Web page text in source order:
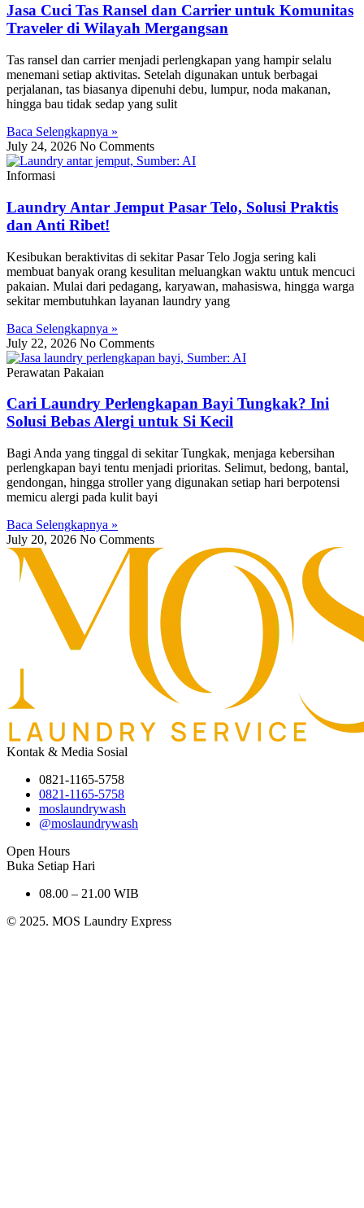
Jasa Cuci Tas Ransel dan Carrier untuk Komunitas
Traveler di Wilayah Mergangsan
Tas ransel dan carrier menjadi perlengkapan yang hampir selalu
menemani setiap aktivitas. Setelah digunakan untuk berbagai
perjalanan, tas biasanya dipenuhi debu, lumpur, noda makanan,
hingga bau tidak sedap yang sulit
Baca Selengkapnya »
July 24, 2026 No Comments
Informasi
Laundry Antar Jemput Pasar Telo, Solusi Praktis
dan Anti Ribet!
Kesibukan beraktivitas di sekitar Pasar Telo Jogja sering kali
membuat banyak orang kesulitan meluangkan waktu untuk mencuci
pakaian. Mulai dari pedagang, karyawan, mahasiswa, hingga warga
sekitar membutuhkan layanan laundry yang
Baca Selengkapnya »
July 22, 2026 No Comments
Perawatan Pakaian
Cari Laundry Perlengkapan Bayi Tungkak? Ini
Solusi Bebas Alergi untuk Si Kecil
Bagi Anda yang tinggal di sekitar Tungkak, menjaga kebersihan
perlengkapan bayi tentu menjadi prioritas. Selimut, bedong, bantal,
gendongan, hingga stroller yang digunakan setiap hari berpotensi
memicu alergi pada kulit bayi
Baca Selengkapnya »
July 20, 2026 No Comments
Kontak & Media Sosial
0821-1165-5758
0821-1165-5758
moslaundrywash
@moslaundrywash
Open Hours
Buka Setiap Hari
08.00 – 21.00 WIB
© 2025. MOS Laundry Express